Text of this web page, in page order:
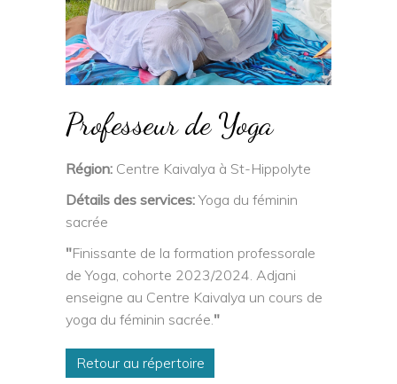
Professeur de Yoga
Région: Centre Kaivalya à St-Hippolyte
Détails des services: Yoga du féminin
sacrée
"Finissante de la formation professorale
de Yoga, cohorte 2023/2024. Adjani
enseigne au Centre Kaivalya un cours de
yoga du féminin sacrée."
Retour au répertoire